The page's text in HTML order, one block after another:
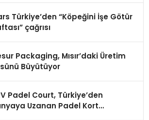
Türkiye’den “Köpeğini İşe Götür
çağrısı
Packaging, Mısır’daki Üretim
Büyütüyor
Padel Court, Türkiye’den
Uzanan Padel Kort